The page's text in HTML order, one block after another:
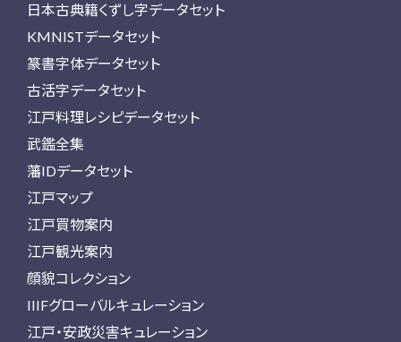
日本古典籍くずし字データセット
KMNISTデータセット
篆書字体データセット
古活字データセット
江戸料理レシピデータセット
武鑑全集
藩IDデータセット
江戸マップ
江戸買物案内
江戸観光案内
顔貌コレクション
IIIFグローバルキュレーション
江戸・安政災害キュレーション